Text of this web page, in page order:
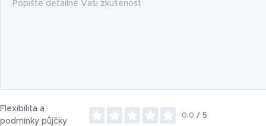
Flexibilita a
podmínky půjčky
0.0 / 5